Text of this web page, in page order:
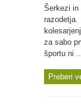
Šerkezi in
razodetja.
za sabo
športu ni
Preberi